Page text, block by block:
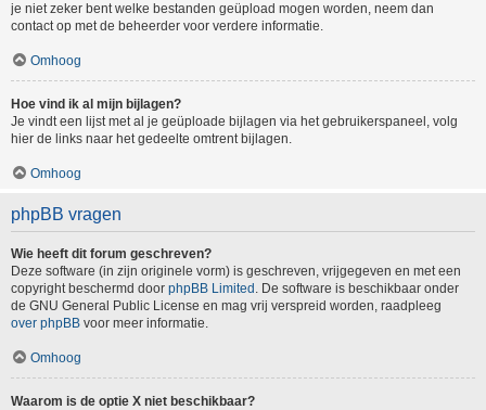
je niet zeker bent welke bestanden geüpload mogen worden, neem dan
contact op met de beheerder voor verdere informatie.
Omhoog
Hoe vind ik al mijn bijlagen?
Je vindt een lijst met al je geüploade bijlagen via het gebruikerspaneel, volg
hier de links naar het gedeelte omtrent bijlagen.
Omhoog
phpBB vragen
Wie heeft dit forum geschreven?
Deze software (in zijn originele vorm) is geschreven, vrijgegeven en met een
copyright beschermd door phpBB Limited . De software is beschikbaar onder
de GNU General Public License en mag vrij verspreid worden, raadpleeg
over phpBB voor meer informatie.
Omhoog
Waarom is de optie X niet beschikbaar?